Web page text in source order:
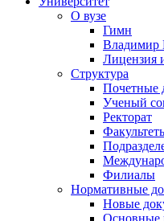
О вузе
Гимн
Лицензия
Структура
Почетные
Ученый
Ректорат
Филиалы
Нормативные
Новые
Основные